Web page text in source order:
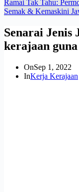
Ramai Tak Tahu:
Semak & Kemaskini
Senarai Jenis
kerajaan
OnSep 1, 2022
InKerja Kerajaan